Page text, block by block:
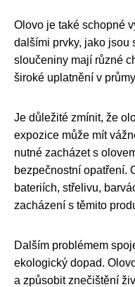
Olovo je také schopné
dalšími prvky, jako jsou
sloučeniny mají různé
široké uplatnění v
Je důležité zmínit, že
expozice může mít
nutné zacházet s
bezpečnostní opatření.
bateriích, střelivu,
zacházení s těmito
Dalším problémem
ekologický dopad.
a způsobit znečištění